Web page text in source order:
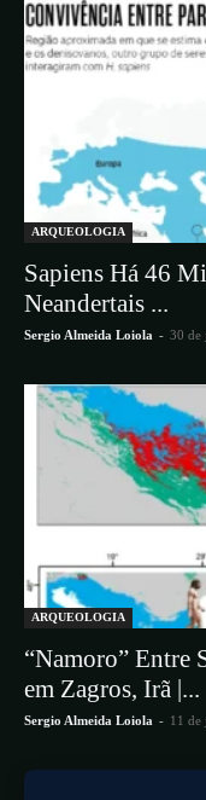
ARQUEOLOGIA
Sapiens Há 46
Neandertais ...
Sergio Almeida Loiola - 30 de
ARQUEOLOGIA
“Namoro” Entre
em Zagros, Irã |...
Sergio Almeida Loiola - 11 de